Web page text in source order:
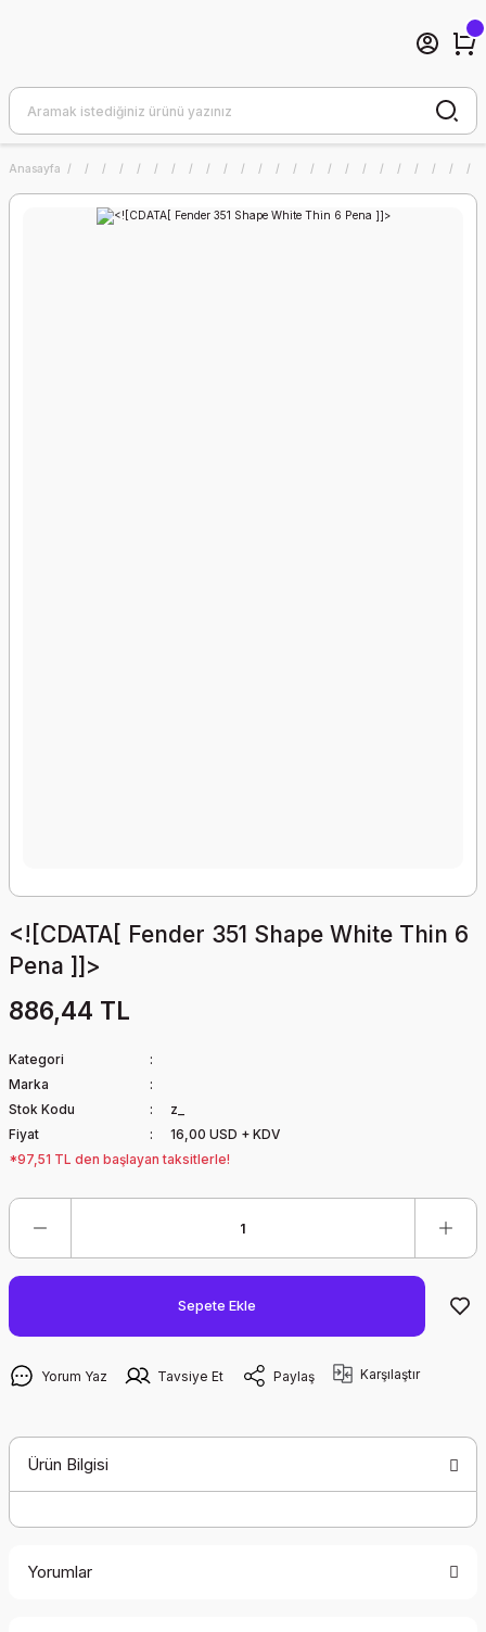
Anasayfa
<![CDATA[ Fender 351 Shape White Thin 6
Pena ]]>
886,44 TL
Kategori
Marka
Stok Kodu
z_
Fiyat
16,00 USD + KDV
*97,51 TL den başlayan taksitlerle!
Sepete Ekle
Yorum Yaz Tavsiye Et Paylaş Karşılaştır
Ürün Bilgisi
Yorumlar